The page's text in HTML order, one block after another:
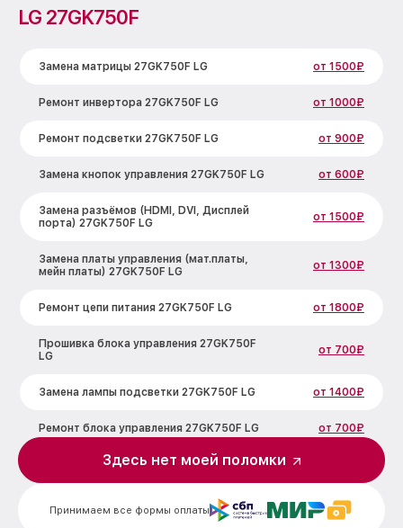
LG 27GK750F
Замена матрицы 27GK750F LG от 1500₽
Ремонт инвертора 27GK750F LG от 1000₽
Ремонт подсветки 27GK750F LG от 900₽
Замена кнопок управления 27GK750F LG от 600₽
Замена разъёмов (HDMI, DVI, Дисплей
порта) 27GK750F LG
от 1500₽
Замена платы управления (мат.платы,
мейн платы) 27GK750F LG
от 1300₽
Ремонт цепи питания 27GK750F LG от 1800₽
Прошивка блока управления 27GK750F
LG
от 700₽
Замена лампы подсветки 27GK750F LG от 1400₽
Ремонт блока управления 27GK750F LG от 700₽
Замена блока питания 27GK750F LG
Замена электронных компонентов
27GK750F LG
от 1900₽
Принимаем все формы оплаты
Здесь нет моей поломки